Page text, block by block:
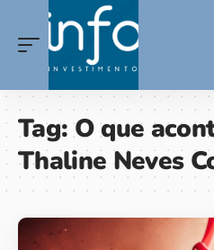
Tag:O que
Thaline Neves